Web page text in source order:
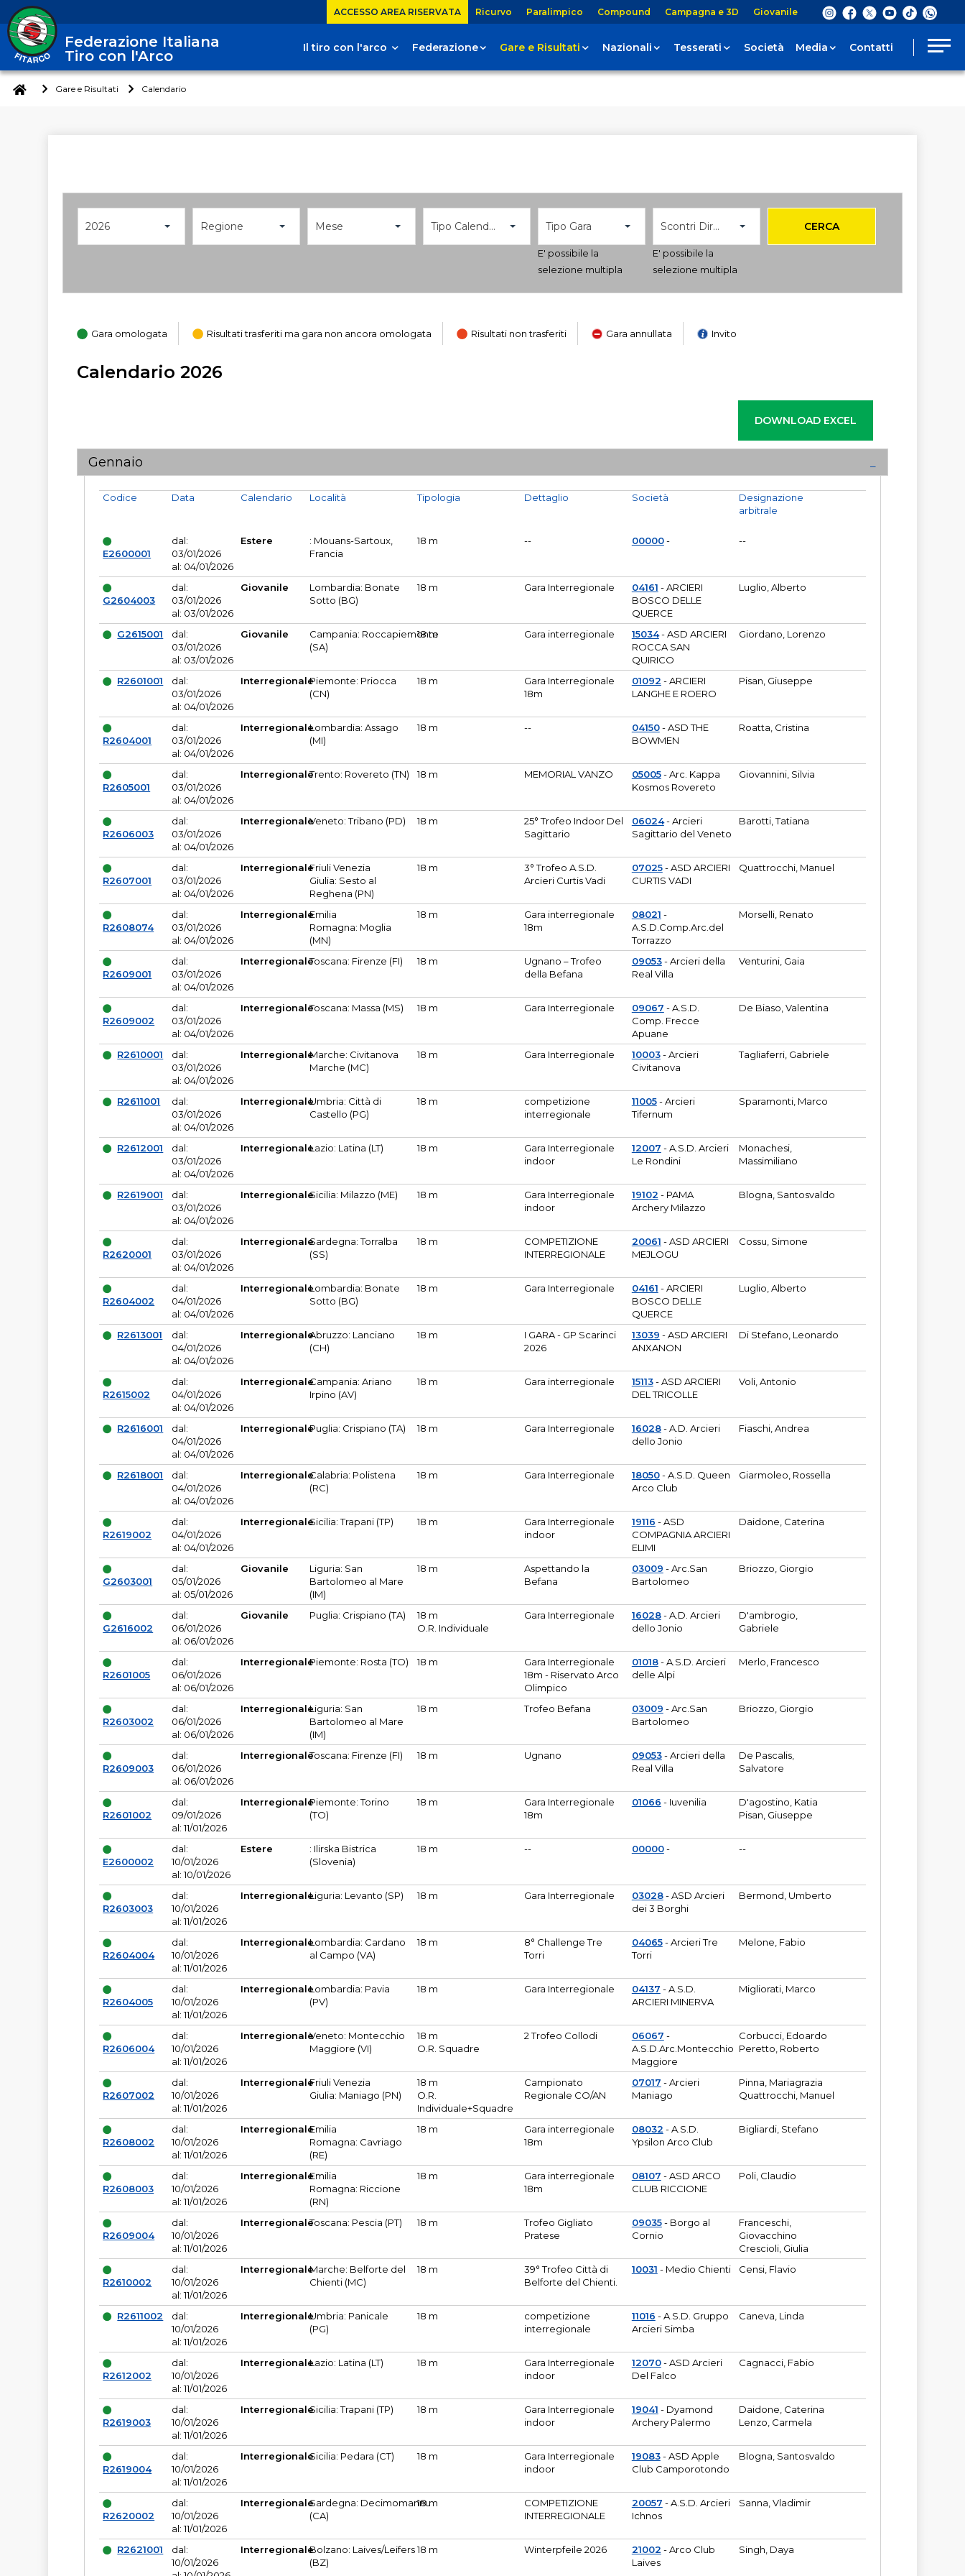
ACCESSO AREA RISERVATA Ricurvo Paralimpico Compound Campagna e 3D Giovanile
Federazione Italiana
Tiro con l'Arco
Il tiro con l'arco Federazione Gare e Risultati Nazionali Tesserati Società Media Contatti
Gare e Risultati Calendario
2026 Regione Mese Tipo Calendario Tipo Gara
E' possibile la
selezione multipla
Scontri Diretti
E' possibile la
selezione multipla
CERCA
Gara omologata Risultati trasferiti ma gara non ancora omologata Risultati non trasferiti Gara annullata Invito
Calendario 2026
Gennaio
Codice
E2600001
Data
dal:
03/01/2026
al: 04/01/2026
Calendario
Estere
Località
: Mouans-Sartoux,
Francia
Tipologia
18 m
Dettaglio
--
Società
00000-
Designazione
arbitrale
--
G2604003
dal:
03/01/2026
al: 03/01/2026
Giovanile
Lombardia: Bonate
Sotto (BG)
18 m Gara Interregionale 04161 - ARCIERI
BOSCO DELLE
QUERCE
Luglio, Alberto
G2615001
dal:
03/01/2026
al: 03/01/2026
Giovanile
Campania: Roccapiemonte
(SA)
18 m Gara interregionale 15034- ASD ARCIERI
ROCCA SAN
QUIRICO
Giordano, Lorenzo
R2601001
dal:
03/01/2026
al: 04/01/2026
InterregionalePiemonte: Priocca
(CN)
18 m
Gara Interregionale
18m
01092 - ARCIERI
LANGHE E ROERO
Pisan, Giuseppe
R2604001
dal:
03/01/2026
al: 04/01/2026
InterregionaleLombardia: Assago
(MI)
18 m -- 04150- ASD THE
BOWMEN
Roatta, Cristina
R2605001
dal:
03/01/2026
al: 04/01/2026
InterregionaleTrento: Rovereto (TN) 18 m MEMORIAL VANZO 05005- Arc. Kappa
Kosmos Rovereto
Giovannini, Silvia
R2606003
dal:
03/01/2026
al: 04/01/2026
InterregionaleVeneto: Tribano (PD) 18 m
25° Trofeo Indoor Del
Sagittario
06024- Arcieri
Sagittario del Veneto
Barotti, Tatiana
R2607001
dal:
03/01/2026
al: 04/01/2026
InterregionaleFriuli Venezia
Giulia: Sesto al
Reghena (PN)
18 m
3° Trofeo A.S.D.
Arcieri Curtis Vadi
07025- ASD ARCIERI
CURTIS VADI
Quattrocchi, Manuel
R2608074
dal:
03/01/2026
al: 04/01/2026
InterregionaleEmilia
Romagna: Moglia
(MN)
18 m
Gara interregionale
18m
08021 -
A.S.D.Comp.Arc.del
Torrazzo
Morselli, Renato
R2609001
dal:
03/01/2026
al: 04/01/2026
InterregionaleToscana: Firenze (FI) 18 m
Ugnano – Trofeo
della Befana
09053- Arcieri della
Real Villa
Venturini, Gaia
R2609002
dal:
03/01/2026
al: 04/01/2026
InterregionaleToscana: Massa (MS) 18 m Gara Interregionale 09067 - A.S.D.
Comp. Frecce
Apuane
De Biaso, Valentina
R2610001
dal:
03/01/2026
al: 04/01/2026
InterregionaleMarche: Civitanova
Marche (MC)
18 m Gara Interregionale 10003- Arcieri
Civitanova
Tagliaferri, Gabriele
R2611001
dal:
03/01/2026
al: 04/01/2026
InterregionaleUmbria: Città di
Castello (PG)
18 m
competizione
interregionale
11005- Arcieri
Tifernum
Sparamonti, Marco
R2612001
dal:
03/01/2026
al: 04/01/2026
InterregionaleLazio: Latina (LT) 18 m
Gara Interregionale
indoor
12007 - A.S.D. Arcieri
Le Rondini
Monachesi,
Massimiliano
R2619001
dal:
03/01/2026
al: 04/01/2026
InterregionaleSicilia: Milazzo (ME) 18 m
Gara Interregionale
indoor
19102 - PAMA
Archery Milazzo
Blogna, Santosvaldo
R2620001
dal:
03/01/2026
al: 04/01/2026
InterregionaleSardegna: Torralba
(SS)
18 m
COMPETIZIONE
INTERREGIONALE
20061 - ASD ARCIERI
MEJLOGU
Cossu, Simone
R2604002
dal:
04/01/2026
al: 04/01/2026
InterregionaleLombardia: Bonate
Sotto (BG)
18 m Gara Interregionale 04161 - ARCIERI
BOSCO DELLE
QUERCE
Luglio, Alberto
R2613001
dal:
04/01/2026
al: 04/01/2026
InterregionaleAbruzzo: Lanciano
(CH)
18 m
I GARA - GP Scarinci
2026
13039 - ASD ARCIERI
ANXANON
Di Stefano, Leonardo
R2615002
dal:
04/01/2026
al: 04/01/2026
InterregionaleCampania: Ariano
Irpino (AV)
18 m Gara interregionale 15113- ASD ARCIERI
DEL TRICOLLE
Voli, Antonio
R2616001
dal:
04/01/2026
al: 04/01/2026
InterregionalePuglia: Crispiano (TA) 18 m Gara Interregionale 16028- A.D. Arcieri
dello Jonio
Fiaschi, Andrea
R2618001
dal:
04/01/2026
al: 04/01/2026
InterregionaleCalabria: Polistena
(RC)
18 m Gara Interregionale 18050- A.S.D. Queen
Arco Club
Giarmoleo, Rossella
R2619002
dal:
04/01/2026
al: 04/01/2026
InterregionaleSicilia: Trapani (TP) 18 m
Gara Interregionale
indoor
19116 - ASD
COMPAGNIA ARCIERI
ELIMI
Daidone, Caterina
G2603001
dal:
05/01/2026
al: 05/01/2026
Giovanile
Liguria: San
Bartolomeo al Mare
(IM)
18 m
Aspettando la
Befana
03009 - Arc.San
Bartolomeo
Briozzo, Giorgio
G2616002
dal:
06/01/2026
al: 06/01/2026
Giovanile Puglia: Crispiano (TA)
18 m
O.R. Individuale
Gara Interregionale 16028- A.D. Arcieri
dello Jonio
D'ambrogio,
Gabriele
R2601005
dal:
06/01/2026
al: 06/01/2026
InterregionalePiemonte: Rosta (TO) 18 m
Gara Interregionale
18m - Riservato Arco
Olimpico
01018- A.S.D. Arcieri
delle Alpi
Merlo, Francesco
R2603002
dal:
06/01/2026
al: 06/01/2026
InterregionaleLiguria: San
Bartolomeo al Mare
(IM)
18 m Trofeo Befana 03009 - Arc.San
Bartolomeo
Briozzo, Giorgio
R2609003
dal:
06/01/2026
al: 06/01/2026
InterregionaleToscana: Firenze (FI) 18 m Ugnano 09053- Arcieri della
Real Villa
De Pascalis,
Salvatore
R2601002
dal:
09/01/2026
al: 11/01/2026
InterregionalePiemonte: Torino
(TO)
18 m
Gara Interregionale
18m
01066 - Iuvenilia
D'agostino, Katia
Pisan, Giuseppe
E2600002
dal:
10/01/2026
al: 10/01/2026
Estere
: Ilirska Bistrica
(Slovenia)
18 m -- 00000- --
R2603003
dal:
10/01/2026
al: 11/01/2026
InterregionaleLiguria: Levanto (SP) 18 m Gara Interregionale 03028- ASD Arcieri
dei 3 Borghi
Bermond, Umberto
R2604004
dal:
10/01/2026
al: 11/01/2026
InterregionaleLombardia: Cardano
al Campo (VA)
18 m
8° Challenge Tre
Torri
04065- Arcieri Tre
Torri
Melone, Fabio
R2604005
dal:
10/01/2026
al: 11/01/2026
InterregionaleLombardia: Pavia
(PV)
18 m Gara Interregionale 04137 - A.S.D.
ARCIERI MINERVA
Migliorati, Marco
R2606004
dal:
10/01/2026
al: 11/01/2026
InterregionaleVeneto: Montecchio
Maggiore (VI)
18 m
O.R. Squadre
2 Trofeo Collodi 06067 -
A.S.D.Arc.Montecchio
Maggiore
Corbucci, Edoardo
Peretto, Roberto
R2607002
dal:
10/01/2026
al: 11/01/2026
InterregionaleFriuli Venezia
Giulia: Maniago (PN)
18 m
O.R.
Individuale+Squadre
Campionato
Regionale CO/AN
07017 - Arcieri
Maniago
Pinna, Mariagrazia
Quattrocchi, Manuel
R2608002
dal:
10/01/2026
al: 11/01/2026
InterregionaleEmilia
Romagna: Cavriago
(RE)
18 m
Gara interregionale
18m
08032 - A.S.D.
Ypsilon Arco Club
Bigliardi, Stefano
R2608003
dal:
10/01/2026
al: 11/01/2026
InterregionaleEmilia
Romagna: Riccione
(RN)
18 m
Gara interregionale
18m
08107 - ASD ARCO
CLUB RICCIONE
Poli, Claudio
R2609004
dal:
10/01/2026
al: 11/01/2026
InterregionaleToscana: Pescia (PT) 18 m
Trofeo Gigliato
Pratese
09035- Borgo al
Cornio
Franceschi,
Giovacchino
Crescioli, Giulia
R2610002
dal:
10/01/2026
al: 11/01/2026
InterregionaleMarche: Belforte del
Chienti (MC)
18 m
39° Trofeo Città di
Belforte del Chienti.
10031 - Medio Chienti Censi, Flavio
R2611002
dal:
10/01/2026
al: 11/01/2026
InterregionaleUmbria: Panicale
(PG)
18 m
competizione
interregionale
11016 - A.S.D. Gruppo
Arcieri Simba
Caneva, Linda
R2612002
dal:
10/01/2026
al: 11/01/2026
InterregionaleLazio: Latina (LT) 18 m
Gara Interregionale
indoor
12070- ASD Arcieri
Del Falco
Cagnacci, Fabio
R2619003
dal:
10/01/2026
al: 11/01/2026
InterregionaleSicilia: Trapani (TP) 18 m
Gara Interregionale
indoor
19041 - Dyamond
Archery Palermo
Daidone, Caterina
Lenzo, Carmela
R2619004
dal:
10/01/2026
al: 11/01/2026
InterregionaleSicilia: Pedara (CT) 18 m
Gara Interregionale
indoor
19083- ASD Apple
Club Camporotondo
Blogna, Santosvaldo
R2620002
dal:
10/01/2026
al: 11/01/2026
InterregionaleSardegna: Decimomannu
(CA)
18 m
COMPETIZIONE
INTERREGIONALE
20057 - A.S.D. Arcieri
Ichnos
Sanna, Vladimir
R2621001
dal:
10/01/2026
InterregionaleBolzano: Laives/Leifers
(BZ)
18 m Winterpfeile 2026 21002 - Arco Club
Laives
Singh, Daya